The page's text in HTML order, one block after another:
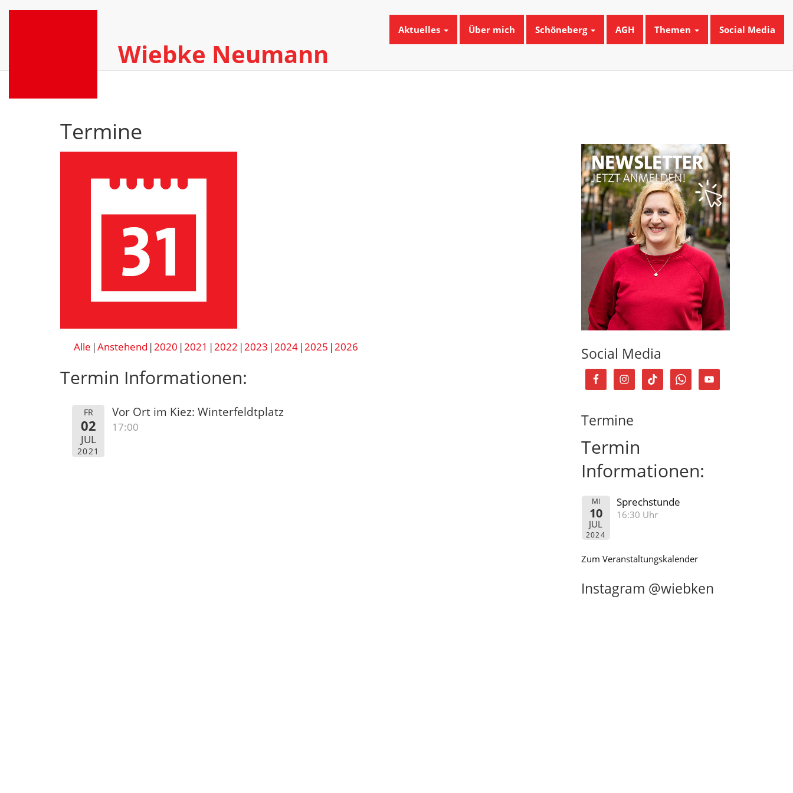
Wiebke Neumann
Aktuelles Über mich Schöneberg AGH Themen Social Media
Termine
Alle Anstehend 2020 2021 2022 2023 2024 2025 2026
Termin Informationen:
FR
02
JUL
2021
Vor Ort im Kiez: Winterfeldtplatz
17:00
Social Media
Termine
Termin
Informationen:
MI
10
JUL
2024
Sprechstunde
16:30 Uhr
Zum Veranstaltungskalender
Instagram @wiebken